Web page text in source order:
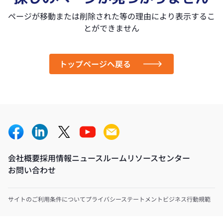
ページが移動または削除された等の理由により表示するこ
とができません
トップページへ戻る
会社概要採用情報ニュースルームリソースセンター
お問い合わせ
サイトのご利用条件についてプライバシーステートメント ビジネス行動規範